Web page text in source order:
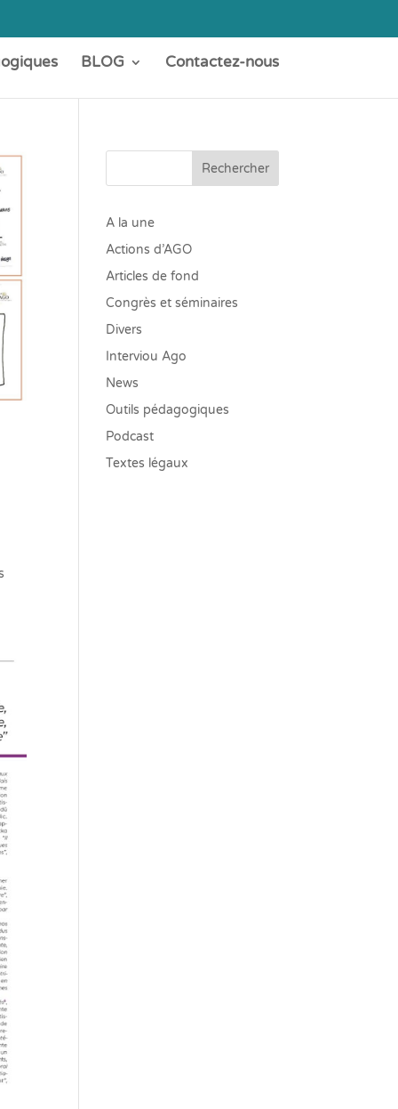
BLOG Contactez-nous
Rechercher
A la une
Actions d’AGO
Articles de fond
Congrès et séminaires
Divers
Interviou Ago
News
Outils pédagogiques
Podcast
Textes légaux